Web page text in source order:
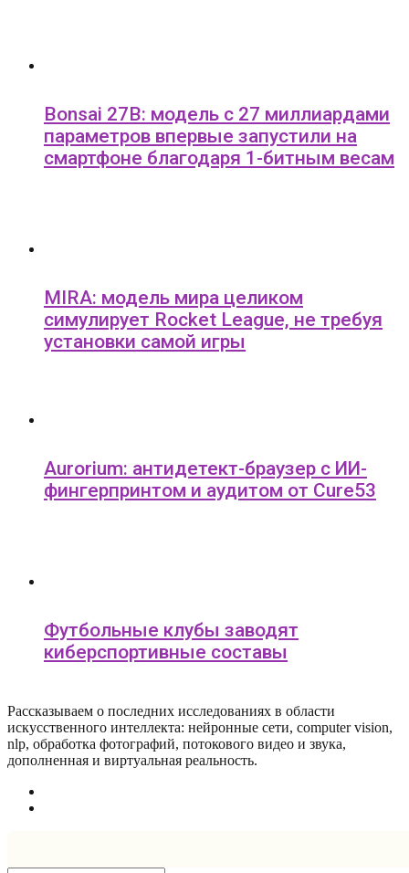
Bonsai 27B: модель с 27 миллиардами
параметров впервые запустили на
смартфоне благодаря 1-битным весам
MIRA: модель мира целиком
симулирует Rocket League, не требуя
установки самой игры
Aurorium: антидетект-браузер с ИИ-
фингерпринтом и аудитом от Cure53
Футбольные клубы заводят
киберспортивные составы
Рассказываем о последних исследованиях в области
искусcтвенного интеллекта: нейронные сети, computer vision,
nlp, обработка фотографий, потокового видео и звука,
дополненная и виртуальная реальность.